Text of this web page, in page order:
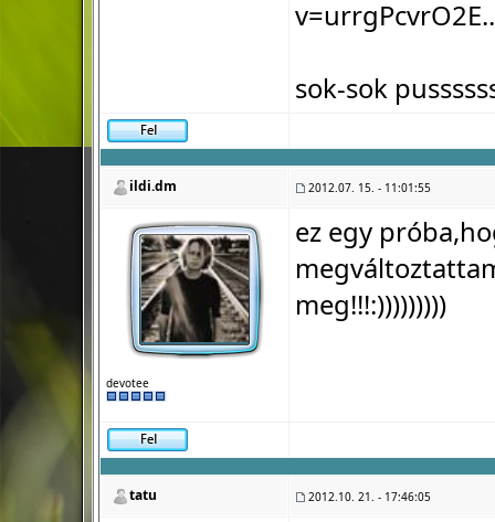
sok-sok
ildi.dm 2012.07. 15. - 11:01:55
devotee
ez egy
meg!!!:)))))))))
tatu 2012.10. 21. - 17:46:05